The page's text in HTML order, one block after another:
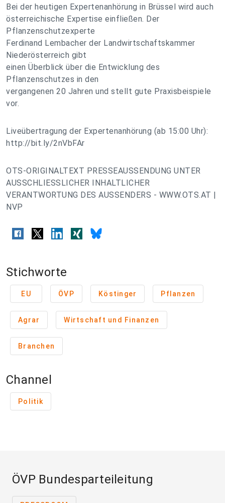
Bei der heutigen Expertenanhörung in Brüssel wird auch
österreichische Expertise einfließen. Der
Pflanzenschutzexperte
Ferdinand Lembacher der Landwirtschaftskammer
Niederösterreich gibt
einen Überblick über die Entwicklung des
Pflanzenschutzes in den
vergangenen 20 Jahren und stellt gute Praxisbeispiele
vor.
Liveübertragung der Expertenanhörung (ab 15:00 Uhr):
http://bit.ly/2nVbFAr
OTS-ORIGINALTEXT PRESSEAUSSENDUNG UNTER
AUSSCHLIESSLICHER INHALTLICHER
VERANTWORTUNG DES AUSSENDERS - WWW.OTS.AT |
NVP
Stichworte
EU ÖVP Köstinger Pflanzen
Agrar Wirtschaft und Finanzen
Branchen
Channel
Politik
ÖVP Bundesparteileitung